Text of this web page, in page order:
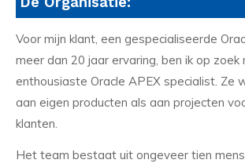
Voor mijn klant, een gespecialiseerde
meer dan 20 jaar ervaring, ben ik op zoek
enthousiaste Oracle APEX specialist. Ze
aan eigen producten als aan projecten
klanten.
Het team bestaat uit ongeveer tien